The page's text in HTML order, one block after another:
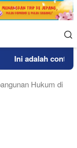
Ini adalah contoh
Hukum di